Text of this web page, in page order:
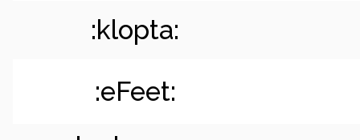
:klopta:
:eFeet: